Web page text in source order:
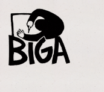
content